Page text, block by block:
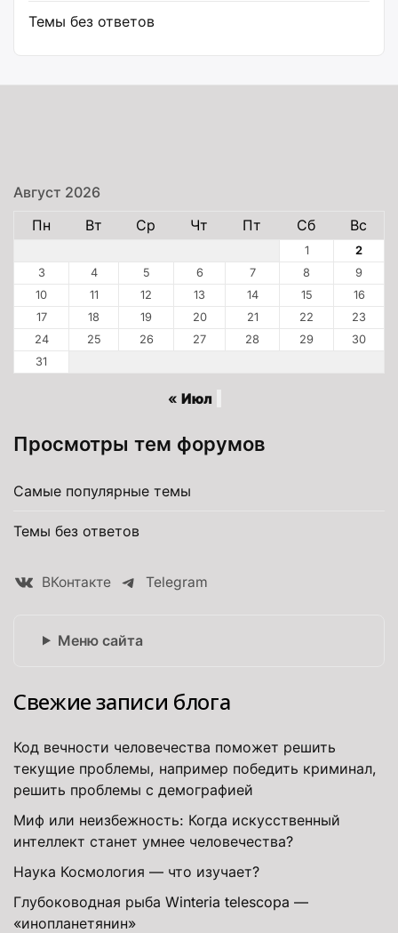
Темы без ответов
Август 2026
Пн
Вт Ср Чт Пт Сб Вс
1
2
3
4 5 6 7 8
9
10
11 12 13 14 15
16
17
18 19 20 21 22
23
24
25 26 27 28 29
30
31
« Июл
Просмотры тем форумов
Самые популярные темы
Темы без ответов
ВКонтакте Telegram
Меню сайта
Свежие записи блога
Код вечности человечества поможет решить
текущие проблемы, например победить криминал,
решить проблемы с демографией
Миф или неизбежность: Когда искусственный
интеллект станет умнее человечества?
Наука Космология — что изучает?
Глубоководная рыба Winteria telescopa —
«инопланетянин»